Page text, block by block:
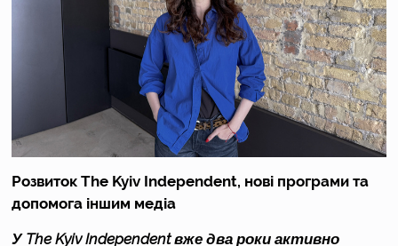
Розвиток The Kyiv Independent, нові програми та
допомога іншим медіа
У The Kyiv Independent вже два роки активно